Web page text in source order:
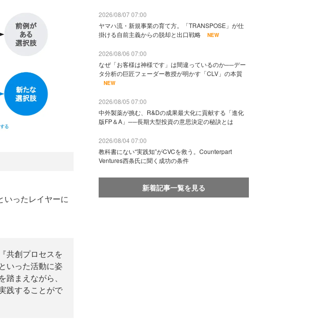
ったレイヤーに
共創プロセスを
いった活動に姿
まえながら、
践することがで
2026/08/07 07:00
ヤマハ流・新規事業の育て方。「TRANSPOSE」が仕
掛ける自前主義からの脱却と出口戦略
NEW
2026/08/06 07:00
なぜ「お客様は神様です」は間違っているのか──デー
タ分析の巨匠フェーダー教授が明かす「CLV」の本質
NEW
2026/08/05 07:00
中外製薬が挑む、R&Dの成果最大化に貢献する「進化
版FP＆A」──長期大型投資の意思決定の秘訣とは
2026/08/04 07:00
教科書にない“実践知”がCVCを救う。Counterpart
Ventures西条氏に聞く成功の条件
新着記事一覧を見る